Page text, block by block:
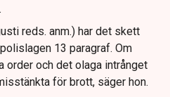
reds. anm.) har det skett
13 paragraf. Om
order och det olaga intrånget
för brott, säger hon.